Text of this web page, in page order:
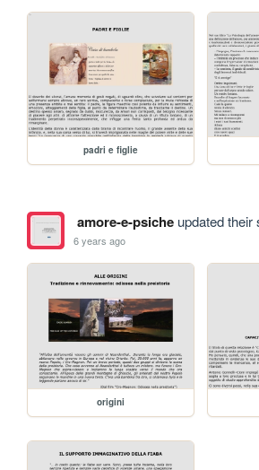
padri e figlie
amore-e-psicheupdated their
6 years ago
origini